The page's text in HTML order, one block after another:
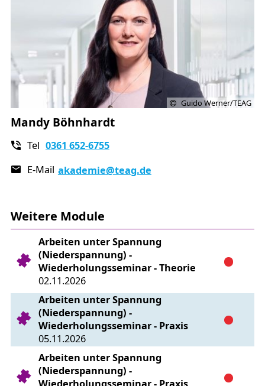
Durchführung praktischer Arbeiten nach den
spezifischen Montagefolgen laut
Anmeldeformular
Ablegen einer praktischen und schriftlichen
Prüfung
Guido Werner/TEAG
Mandy Böhnhardt
Tel 0361 652-6755
E-Mail akademie@teag.de
Weitere Module
Arbeiten unter Spannung
(Niederspannung) -
Wiederholungsseminar - Theorie
02.11.2026
Arbeiten unter Spannung
(Niederspannung) -
Wiederholungsseminar - Praxis
05.11.2026
Arbeiten unter Spannung
(Niederspannung) -